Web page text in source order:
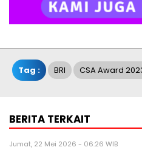
Tag : BRI CSA Award
BERITA TERKAIT
Jumat, 22 Mei 2026 - 06:26 WIB